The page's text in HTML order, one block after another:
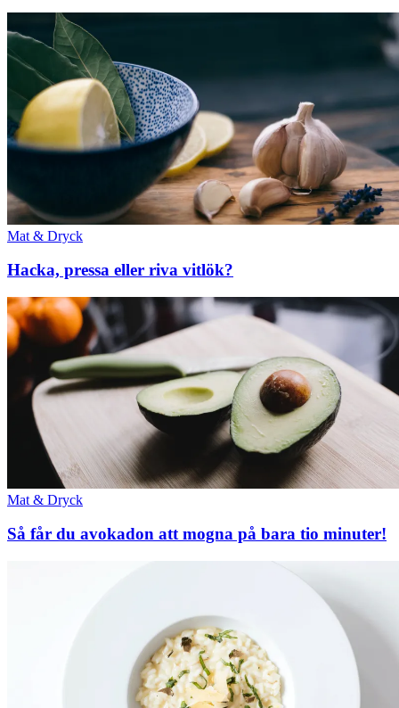
Mat & Dryck
Hacka, pressa eller riva vitlök?
Mat & Dryck
Så får du avokadon att mogna på bara tio minuter!